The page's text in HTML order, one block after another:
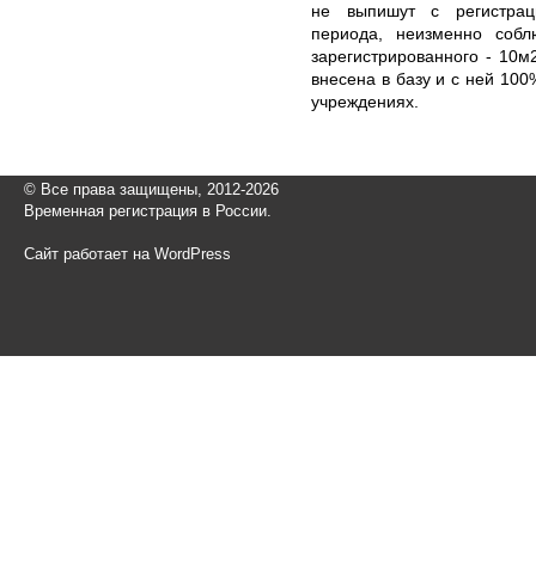
не выпишут с
периода, неизменно
зарегистрированного -
внесена в базу и с ней
учреждениях.
© Все права защищены, 2012-2026
Временная регистрация в России.
Сайт работает на WordPress